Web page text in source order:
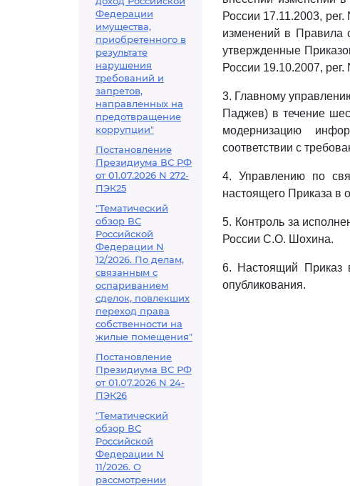
Федерации
имущества,
приобретенного в
результате
нарушения
требований и
запретов,
направленных на
предотвращение
коррупции"
Постановление
Президиума ВС РФ
от 01.07.2026 N 272-
ПЭК25
"Тематический
обзор ВС
Российской
Федерации N
12/2026. По делам,
связанным с
оспариванием
сделок, повлекших
переход права
собственности на
жилые помещения"
Постановление
Президиума ВС РФ
от 01.07.2026 N 24-
ПЭК26
"Тематический
обзор ВС
Российской
Федерации N
11/2026. О
рассмотрении
России 17.11.2003,
изменений в Правила
утвержденные
России 19.10.2007, рег.
3. Главному
Паджев) в течение
модернизацию
соответствии с
4. Управлению по
настоящего Приказа в
5. Контроль за
России С.О. Шохина.
6. Настоящий Приказ
опубликования.